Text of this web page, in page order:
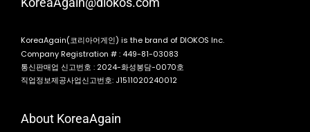
KoreaAgain(코리아어게인) is the brand of DIOKOS Inc.
Company Registration # : 449-81-03083
통신판매업 신고번호 : 2024-화성봉담-0070호
직업정보제공사업신고번호: J1511020240012
About KoreaAgain